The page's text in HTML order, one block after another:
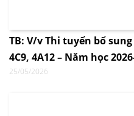
TB: V/v Thi tuyển bổ
4C9, 4A12 – Năm học
25/05/2026